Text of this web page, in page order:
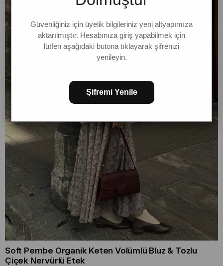
Soft Pembe Organik Keten Volümlü Bluz & Tozlu
Çiçek Nervürlü Etek
Güvenliğiniz için üyelik bilgileriniz yeni altyapımıza
aktarılmıştır. Hesabınıza giriş yapabilmek için
lütfen aşağıdaki butona tıklayarak şifrenizi
yenileyin.
Şifremi Yenile